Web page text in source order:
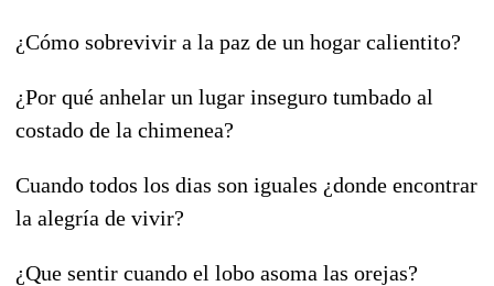
¿Cómo sobrevivir a la paz de un hogar calientito?
¿Por qué anhelar un lugar inseguro tumbado al
costado de la chimenea?
Cuando todos los dias son iguales ¿donde encontrar
la alegría de vivir?
¿Que sentir cuando el lobo asoma las orejas?